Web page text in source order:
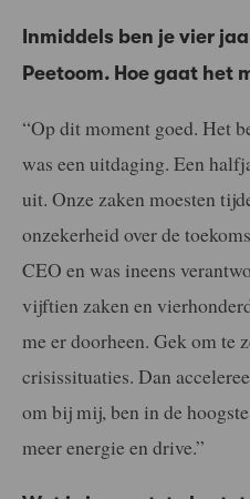
Inmiddels ben je vier
Peetoom. Hoe gaat het
“Op dit moment goed. Het
was een uitdaging. Een
uit. Onze zaken moesten
onzekerheid over de
CEO en was ineens
vijftien zaken en
me er doorheen. Gek om te
crisissituaties. Dan
om bij mij, ben in de
meer energie en drive.”